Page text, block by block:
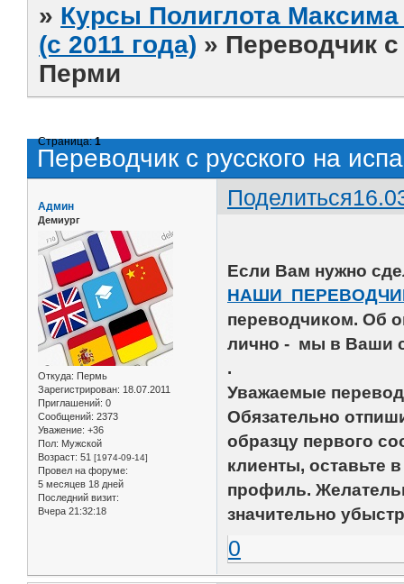
» Курсы Полиглота
(с 2011 года) » Переводчик
Перми
Переводчик с русского на
Страница:1
Поделиться
Админ
Демиург
Откуда: Пермь
Зарегистрирован: 18.07.2011
Приглашений: 0
Сообщений: 2373
Уважение: +36
Пол: Мужской
Возраст: 51 [1974-09-14]
Провел на форуме:
5 месяцев 18 дней
Последний визит:
Вчера 21:32:18
Если Вам нужно
НАШИ
переводчиком. Об
лично - мы в Ваши
.
Уважаемые
Обязательно
образцу первого
клиенты, оставьте
профиль.
значительно
0